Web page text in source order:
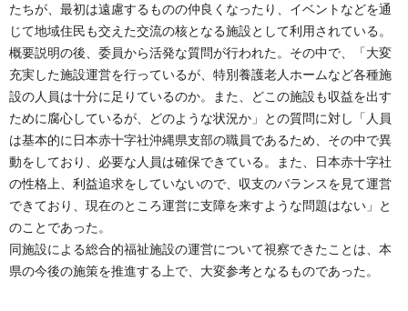
たちが、最初は遠慮するものの仲良くなったり、イベントなどを通
じて地域住民も交えた交流の核となる施設として利用されている。
概要説明の後、委員から活発な質問が行われた。その中で、「大変
充実した施設運営を行っているが、特別養護老人ホームなど各種施
設の人員は十分に足りているのか。また、どこの施設も収益を出す
ために腐心しているが、どのような状況か」との質問に対し「人員
は基本的に日本赤十字社沖縄県支部の職員であるため、その中で異
動をしており、必要な人員は確保できている。また、日本赤十字社
の性格上、利益追求をしていないので、収支のバランスを見て運営
できており、現在のところ運営に支障を来すような問題はない」と
のことであった。
同施設による総合的福祉施設の運営について視察できたことは、本
県の今後の施策を推進する上で、大変参考となるものであった。